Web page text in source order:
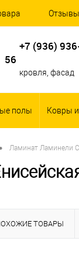
Отзывы
+7 (936)
56
кровля, фасад
полы Ковры
Ламинат Ламинели
ТОВАРЫ